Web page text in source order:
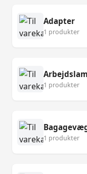
Adapter
1 produkter
1 produkter
1 produkter